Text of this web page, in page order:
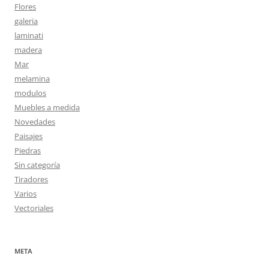
Flores
galeria
laminati
madera
Mar
melamina
modulos
Muebles a medida
Novedades
Paisajes
Piedras
Sin categoría
Tiradores
Varios
Vectoriales
META